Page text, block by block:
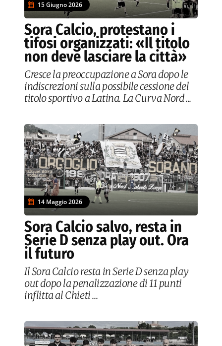
15 Giugno 2026
Sora Calcio, protestano i
tifosi organizzati: «Il titolo
non deve lasciare la città»
Cresce la preoccupazione a Sora dopo le
indiscrezioni sulla possibile cessione del
titolo sportivo a Latina. La Curva Nord ...
14 Maggio 2026
Sora Calcio salvo, resta in
Serie D senza play out. Ora
il futuro
Il Sora Calcio resta in Serie D senza play
out dopo la penalizzazione di 11 punti
inflitta al Chieti ...